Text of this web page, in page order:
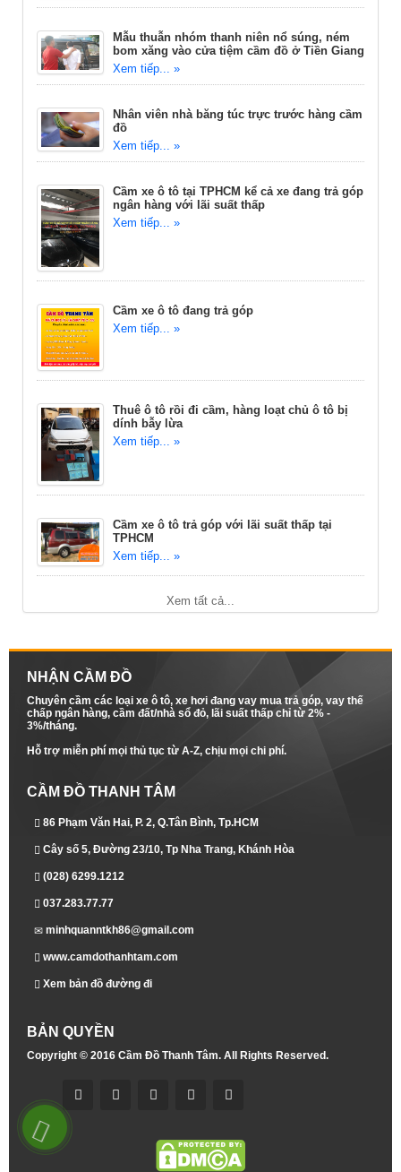
Mẫu thuẫn nhóm thanh niên nổ súng, ném
bom xăng vào cửa tiệm cầm đồ ở Tiền Giang
Xem tiếp... »
Nhân viên nhà băng túc trực trước hàng cầm
đồ
Xem tiếp... »
Cầm xe ô tô tại TPHCM kể cả xe đang trả góp
ngân hàng với lãi suất thấp
Xem tiếp... »
Cầm xe ô tô đang trả góp
Xem tiếp... »
Thuê ô tô rồi đi cầm, hàng loạt chủ ô tô bị
dính bẫy lừa
Xem tiếp... »
Cầm xe ô tô trả góp với lãi suất thấp tại
TPHCM
Xem tiếp... »
Xem tất cả...
NHẬN CẦM ĐỒ
Chuyên cầm các loại xe ô tô, xe hơi đang vay mua trả góp, vay thế
chấp ngân hàng, cầm đất/nhà sổ đỏ, lãi suất thấp chỉ từ 2% -
3%/tháng.
Hỗ trợ miễn phí mọi thủ tục từ A-Z, chịu mọi chi phí.
CẦM ĐỒ THANH TÂM
86 Phạm Văn Hai, P. 2, Q.Tân Bình, Tp.HCM
Cây số 5, Đường 23/10, Tp Nha Trang, Khánh Hòa
(028) 6299.1212
037.283.77.77
minhquanntkh86@gmail.com
www.camdothanhtam.com
Xem bản đồ đường đi
BẢN QUYỀN
Copyright © 2016 Cầm Đồ Thanh Tâm. All Rights Reserved.